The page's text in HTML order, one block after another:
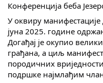
Скупштинско
Састав
Службени
Конференција беба
У оквиру
јуна 2025. године
Догађај је окупио
грађана, а циљ
породичних
подршке најмлађим